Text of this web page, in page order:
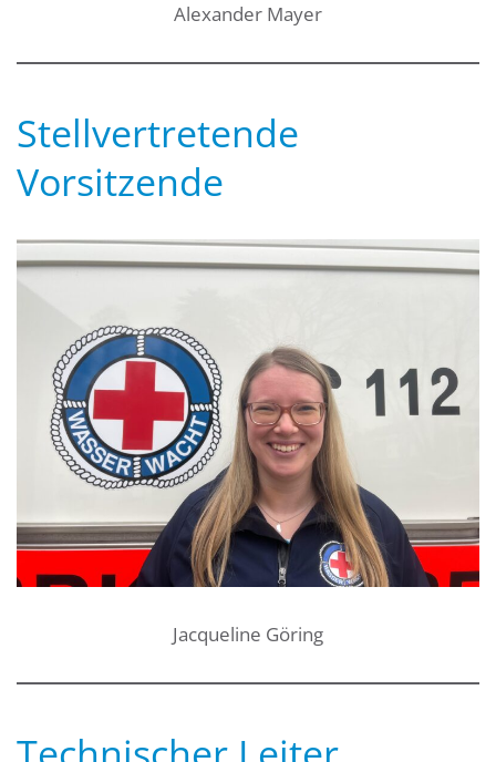
Alexander Mayer
Stellvertretende
Vorsitzende
Jacqueline Göring